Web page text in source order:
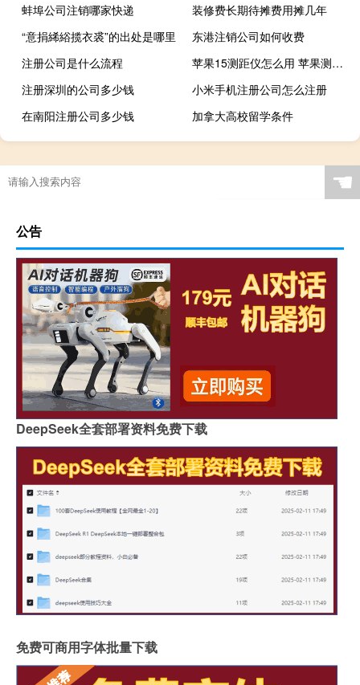
蚌埠公司注销哪家快递
装修费长期待摊费用摊几年
“意捐絺綌揽衣裘”的出处是哪里
东港注销公司如何收费
注册公司是什么流程
苹果15测距仪怎么用 苹果测距仪能测毫米吗
注册深圳的公司多少钱
小米手机注册公司怎么注册
在南阳注册公司多少钱
加拿大高校留学条件
☚
公告
DeepSeek全套部署资料免费下载
免费可商用字体批量下载